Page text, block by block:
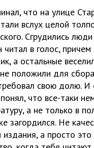
что на улице
вслух целой
Сгрудились люди
читал в голос,
а остальные
положили для
свою долю. И
что все-таки
а не только в
загордился. Не
а просто это